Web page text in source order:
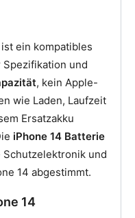
ist ein kompatibles
und
, kein Apple-
wie Laden, Laufzeit
Ersatzakku
iPhone 14 Batterie
Schutzelektronik und
14 abgestimmt.
14